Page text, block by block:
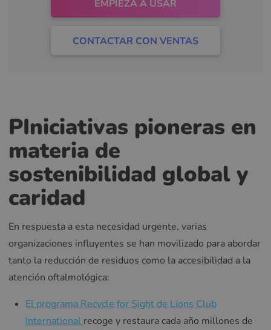
EMPIEZA A USAR
CONTACTAR CON VENTAS
PIniciativas pioneras en
materia de
sostenibilidad global y
caridad
En respuesta a esta necesidad urgente, varias
organizaciones influyentes se han movilizado para abordar
tanto la reducción de residuos como la accesibilidad a la
atención oftalmológica:
El programa Recycle for Sight de Lions Club
International recoge y restaura cada año millones de